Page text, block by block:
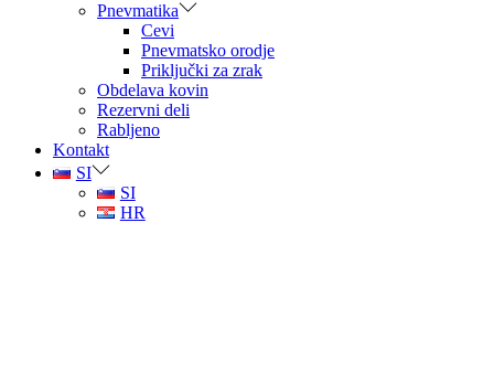
Pnevmatika
Cevi
Pnevmatsko orodje
Priključki za zrak
Obdelava kovin
Rezervni deli
Rabljeno
Kontakt
SI
SI
HR